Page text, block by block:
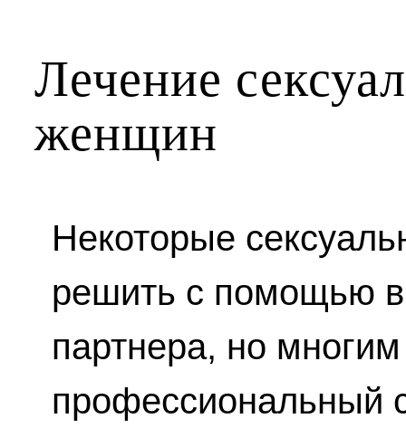
Лечение
женщин
Некоторые
решить с помощью
партнера, но
профессиональный